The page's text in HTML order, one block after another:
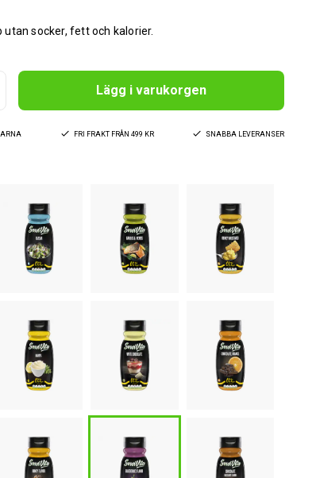
utan socker, fett och kalorier.
Lägg i varukorgen
FRI FRAKT FRÅN 499 KR SNABBA LEVERANSER